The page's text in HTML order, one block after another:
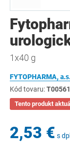
1x40 g
FYTOPHARMA,
Kód tovaru:T00561
Tento produkt
2,53 € s